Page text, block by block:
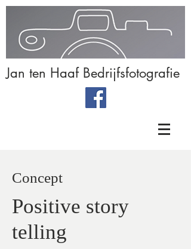
Jan ten Haaf Bedrijfsfotografie
Concept
Positive story
telling